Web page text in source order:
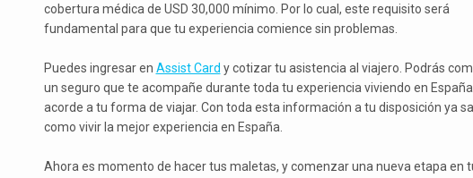
cobertura médica de USD 30,000 mínimo. Por lo cual, este requisito será
fundamental para que tu experiencia comience sin problemas.
Puedes ingresar en Assist Card y cotizar tu asistencia al viajero. Podrás
un seguro que te acompañe durante toda tu experiencia viviendo en España
acorde a tu forma de viajar. Con toda esta información a tu disposición ya
como vivir la mejor experiencia en España.
Ahora es momento de hacer tus maletas, y comenzar una nueva etapa en